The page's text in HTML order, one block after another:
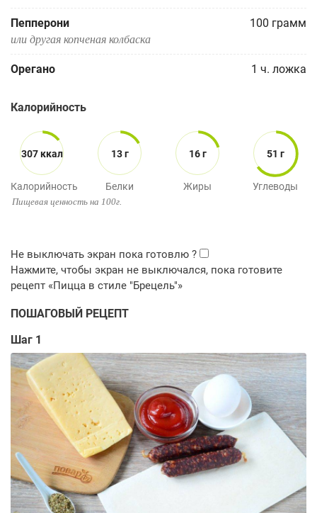
Пепперони 100 грамм
или другая копченая колбаска
Орегано 1 ч. ложка
Калорийность
307 ккал
Калорийность
13 г
Белки
16 г
Жиры
51 г
Углеводы
Пищевая ценность на 100г.
ПОШАГОВЫЙ РЕЦЕПТ
Шаг 1